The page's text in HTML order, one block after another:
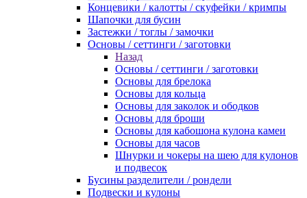
Концевики / калотты / скуфейки / кримпы
Шапочки для бусин
Застежки / тоглы / замочки
Основы / сеттинги / заготовки
Назад
Основы / сеттинги / заготовки
Основы для брелока
Основы для кольца
Основы для заколок и ободков
Основы для броши
Основы для кабошона кулона камеи
Основы для часов
Шнурки и чокеры на шею для кулонов
и подвесок
Бусины разделители / рондели
Подвески и кулоны